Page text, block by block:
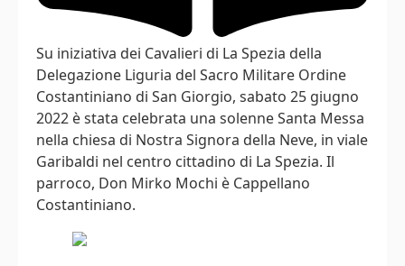
Su iniziativa dei Cavalieri di La Spezia della
Delegazione Liguria del Sacro Militare Ordine
Costantiniano di San Giorgio, sabato 25 giugno
2022 è stata celebrata una solenne Santa Messa
nella chiesa di Nostra Signora della Neve, in viale
Garibaldi nel centro cittadino di La Spezia. Il
parroco, Don Mirko Mochi è Cappellano
Costantiniano.